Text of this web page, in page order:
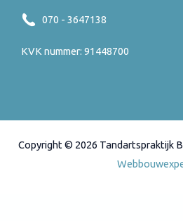
070 - 3647138
KVK nummer: 91448700
Copyright © 2026 Tandartspraktijk